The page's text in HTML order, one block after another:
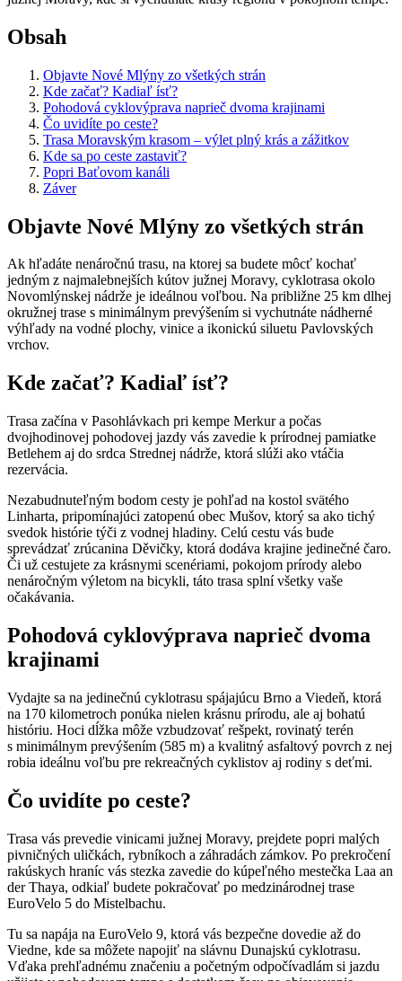
Obsah
Objavte Nové Mlýny zo všetkých strán
Kde začať? Kadiaľ ísť?
Pohodová cyklovýprava naprieč dvoma krajinami
Čo uvidíte po ceste?
Trasa Moravským krasom – výlet plný krás a zážitkov
Kde sa po ceste zastaviť?
Popri Baťovom kanáli
Záver
Objavte Nové Mlýny zo všetkých strán
Ak hľadáte nenáročnú trasu, na ktorej sa budete môcť kochať
jedným z najmalebnejších kútov južnej Moravy, cyklotrasa okolo
Novomlýnskej nádrže je ideálnou voľbou. Na približne 25 km dlhej
okružnej trase s minimálnym prevýšením si vychutnáte nádherné
výhľady na vodné plochy, vinice a ikonickú siluetu Pavlovských
vrchov.
Kde začať? Kadiaľ ísť?
Trasa začína v Pasohlávkach pri kempe Merkur a počas
dvojhodinovej pohodovej jazdy vás zavedie k prírodnej pamiatke
Betlehem aj do srdca Strednej nádrže, ktorá slúži ako vtáčia
rezervácia.
Nezabudnuteľným bodom cesty je pohľad na kostol svätého
Linharta, pripomínajúci zatopenú obec Mušov, ktorý sa ako tichý
svedok histórie týči z vodnej hladiny. Celú cestu vás bude
sprevádzať zrúcanina Děvičky, ktorá dodáva krajine jedinečné čaro.
Či už cestujete za krásnymi scenériami, pokojom prírody alebo
nenáročným výletom na bicykli, táto trasa splní všetky vaše
očakávania.
Pohodová cyklovýprava naprieč dvoma
krajinami
Vydajte sa na jedinečnú cyklotrasu spájajúcu Brno a Viedeň, ktorá
na 170 kilometroch ponúka nielen krásnu prírodu, ale aj bohatú
históriu. Hoci dĺžka môže vzbudzovať rešpekt, rovinatý terén
s minimálnym prevýšením (585 m) a kvalitný asfaltový povrch z nej
robia ideálnu voľbu pre rekreačných cyklistov aj rodiny s deťmi.
Čo uvidíte po ceste?
Trasa vás prevedie vinicami južnej Moravy, prejdete popri malých
pivničných uličkách, rybníkoch a záhradách zámkov. Po prekročení
rakúskych hraníc vás stezka zavedie do kúpeľného mestečka Laa an
der Thaya, odkiaľ budete pokračovať po medzinárodnej trase
EuroVelo 5 do Mistelbachu.
Tu sa napája na EuroVelo 9, ktorá vás bezpečne dovedie až do
Viedne, kde sa môžete napojiť na slávnu Dunajskú cyklotrasu.
Vďaka prehľadnému značeniu a početným odpočívadlám si jazdu